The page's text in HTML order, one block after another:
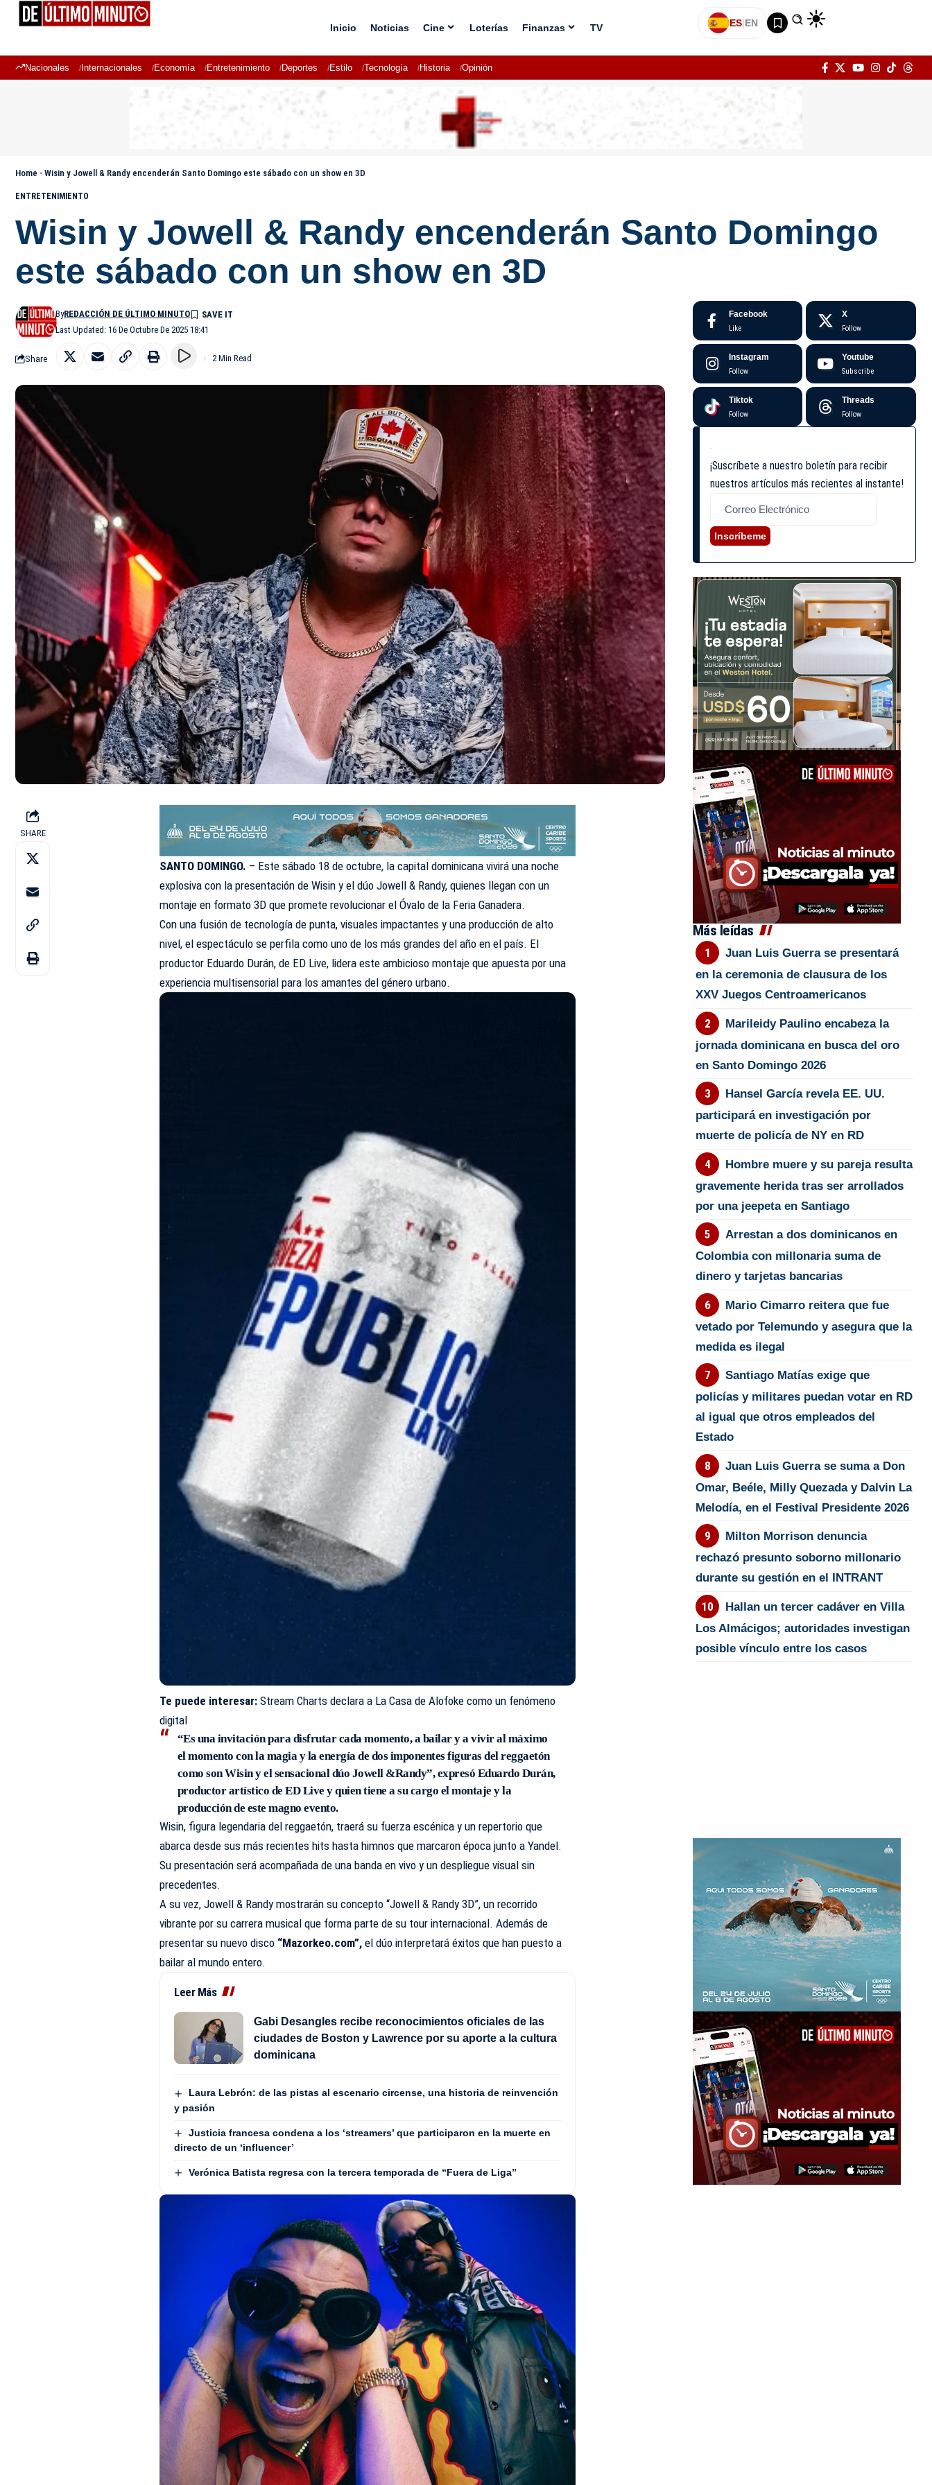
Inicio Noticias Cine Loterías Finanzas TV ES|EN
Nacionales Internacionales Economía Entretenimiento Deportes Estilo Tecnología Historia Opinión
Home - Wisin y Jowell & Randy encenderán Santo Domingo este sábado con un show en 3D
ENTRETENIMIENTO
Wisin y Jowell & Randy encenderán Santo Domingo
este sábado con un show en 3D
Last Updated: 16 De Octubre De 2025 18:41
ByREDACCIÓN DE ÚLTIMO MINUTO
Share 2 Min Read
SHARE
SANTO DOMINGO. – Este sábado 18 de octubre, la capital dominicana vivirá una noche
explosiva con la presentación de Wisin y el dúo Jowell & Randy, quienes llegan con un
montaje en formato 3D que promete revolucionar el Óvalo de la Feria Ganadera.
Con una fusión de tecnología de punta, visuales impactantes y una producción de alto
nivel, el espectáculo se perfila como uno de los más grandes del año en el país. El
productor Eduardo Durán, de ED Live, lidera este ambicioso montaje que apuesta por una
experiencia multisensorial para los amantes del género urbano.
Te puede interesar: Stream Charts declara a La Casa de Alofoke como un fenómeno
digital
“Es una invitación para disfrutar cada momento, a bailar y a vivir al máximo
el momento con la magia y la energía de dos imponentes figuras del reggaetón
como son Wisin y el sensacional dúo Jowell &Randy”, expresó Eduardo Durán,
productor artístico de ED Live y quien tiene a su cargo el montaje y la
producción de este magno evento.
Wisin, figura legendaria del reggaetón, traerá su fuerza escénica y un repertorio que
abarca desde sus más recientes hits hasta himnos que marcaron época junto a Yandel.
Su presentación será acompañada de una banda en vivo y un despliegue visual sin
precedentes.
A su vez, Jowell & Randy mostrarán su concepto “Jowell & Randy 3D”, un recorrido
vibrante por su carrera musical que forma parte de su tour internacional. Además de
presentar su nuevo disco “Mazorkeo.com”, el dúo interpretará éxitos que han puesto a
bailar al mundo entero.
Leer Más
Gabi Desangles recibe reconocimientos oficiales de las
ciudades de Boston y Lawrence por su aporte a la cultura
dominicana
Laura Lebrón: de las pistas al escenario circense, una historia de reinvención
y pasión
Justicia francesa condena a los ‘streamers’ que participaron en la muerte en
directo de un ‘influencer’
Verónica Batista regresa con la tercera temporada de “Fuera de Liga”
Facebook
Like
X
Follow
Instagram
Follow
Youtube
Subscribe
Tiktok
Follow
Threads
Follow
¡Suscríbete a nuestro boletín para recibir
nuestros artículos más recientes al instante!
Inscríbeme
Más leídas
Juan Luis Guerra se presentará
en la ceremonia de clausura de los
XXV Juegos Centroamericanos
Marileidy Paulino encabeza la
jornada dominicana en busca del oro
en Santo Domingo 2026
Hansel García revela EE. UU.
participará en investigación por
muerte de policía de NY en RD
Hombre muere y su pareja resulta
gravemente herida tras ser arrollados
por una jeepeta en Santiago
Arrestan a dos dominicanos en
Colombia con millonaria suma de
dinero y tarjetas bancarias
Mario Cimarro reitera que fue
vetado por Telemundo y asegura que la
medida es ilegal
Santiago Matías exige que
policías y militares puedan votar en RD
al igual que otros empleados del
Estado
Juan Luis Guerra se suma a Don
Omar, Beéle, Milly Quezada y Dalvin La
Melodía, en el Festival Presidente 2026
Milton Morrison denuncia
rechazó presunto soborno millonario
durante su gestión en el INTRANT
Hallan un tercer cadáver en Villa
Los Almácigos; autoridades investigan
posible vínculo entre los casos